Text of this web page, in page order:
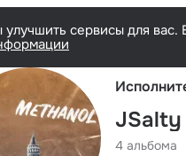
сервисы для
JSalty
4 альбома